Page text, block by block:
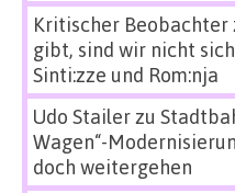
Kritischer Beobachter
gibt, sind wir nicht
Sinti:zze und Rom:nja
Udo Stailerzu
Wagen“-
doch weitergehen